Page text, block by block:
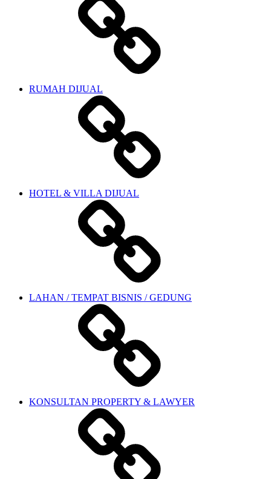
RUMAH DIJUAL
HOTEL & VILLA DIJUAL
LAHAN / TEMPAT BISNIS / GEDUNG
KONSULTAN PROPERTY & LAWYER